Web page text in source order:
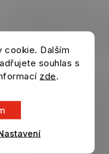
cookie. Dalším
souhlas s
zde.